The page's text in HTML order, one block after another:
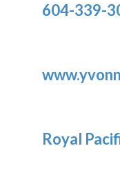
604-339-
Royal